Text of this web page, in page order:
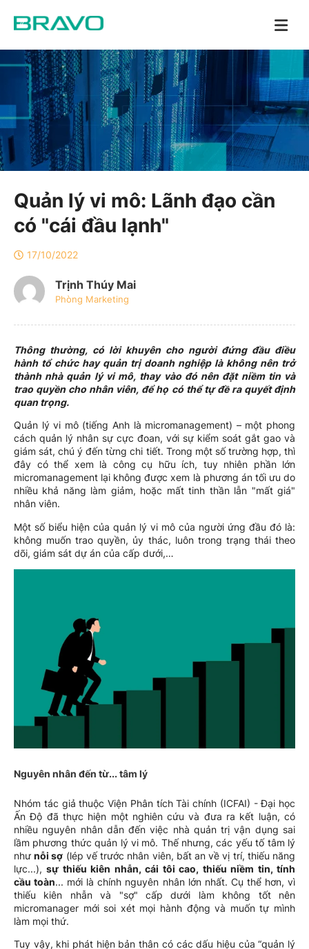
Quản lý vi mô: Lãnh đạo cần
có "cái đầu lạnh"
17/10/2022
Trịnh Thúy Mai
Phòng Marketing
Thông thường, có lời khuyên cho người đứng đầu điều
hành tổ chức hay quản trị doanh nghiệp là không nên trở
thành nhà quản lý vi mô, thay vào đó nên đặt niềm tin và
trao quyền cho nhân viên, để họ có thể tự đề ra quyết định
quan trọng.
Quản lý vi mô (tiếng Anh là micromanagement) – một phong
cách quản lý nhân sự cực đoan, với sự kiểm soát gắt gao và
giám sát, chú ý đến từng chi tiết. Trong một số trường hợp, thì
đây có thể xem là công cụ hữu ích, tuy nhiên phần lớn
micromanagement lại không được xem là phương án tối ưu do
nhiều khả năng làm giảm, hoặc mất tinh thần lẫn "mất giá"
nhân viên.
Một số biểu hiện của quản lý vi mô của người ứng đầu đó là:
không muốn trao quyền, ủy thác, luôn trong trạng thái theo
dõi, giám sát dự án của cấp dưới,…
Nguyên nhân đến từ... tâm lý
Nhóm tác giả thuộc Viện Phân tích Tài chính (ICFAI) - Đại học
Ấn Độ đã thực hiện một nghiên cứu và đưa ra kết luận, có
nhiều nguyên nhân dẫn đến việc nhà quản trị vận dụng sai
lầm phương thức quản lý vi mô. Thế nhưng, các yếu tố tâm lý
nhưnỗi sợ (lép vế trước nhân viên, bất an về vị trí, thiếu năng
lực...),sự thiếu kiên nhẫn, cái tôi cao, thiếu niềm tin, tính
cầu toàn... mới là chính nguyên nhân lớn nhất. Cụ thể hơn, vì
thiếu kiên nhẫn và "sợ" cấp dưới làm không tốt nên
micromanager mới soi xét mọi hành động và muốn tự mình
làm mọi thứ.
Tuy vậy, khi phát hiện bản thân có các dấu hiệu của “quản lý